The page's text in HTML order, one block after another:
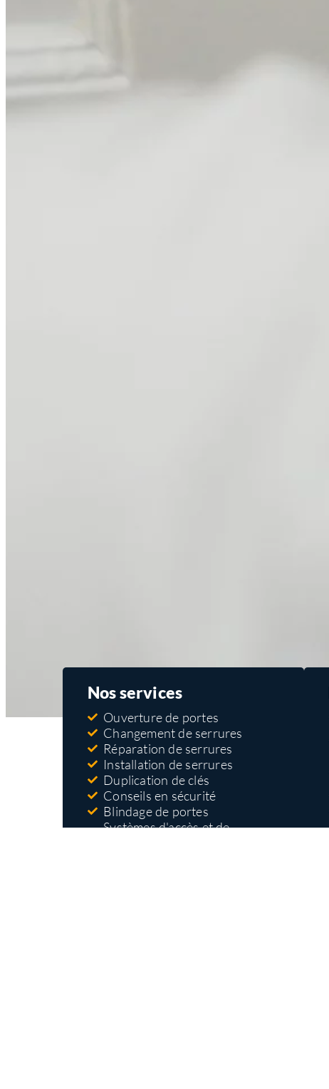
Nos services
Ouverture de portes
Changement de serrures
Réparation de serrures
Installation de serrures
Duplication de clés
Conseils en sécurité
Blindage de portes
Systèmes d'accès et de